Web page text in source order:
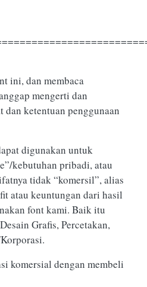
ini, dan membaca
mengerti dan
dan ketentuan penggunaan
digunakan untuk
kebutuhan pribadi, atau
tidak “komersil”, alias
atau keuntungan dari hasil
font kami. Baik itu
Grafis, Percetakan,
komersial dengan membeli